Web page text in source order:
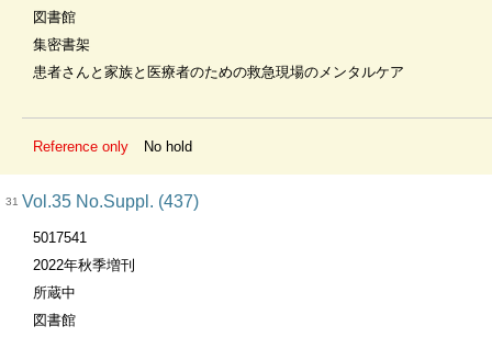
図書館
集密書架
患者さんと家族と医療者のための救急現場のメンタルケア
Reference only No hold
31 Vol.35 No.Suppl. (437)
5017541
2022年秋季増刊
所蔵中
図書館